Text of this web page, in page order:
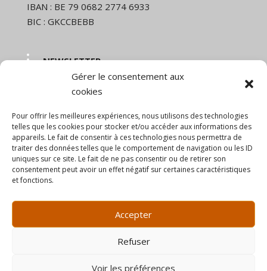
Gérer le consentement aux
cookies
Pour offrir les meilleures expériences, nous utilisons des technologies
telles que les cookies pour stocker et/ou accéder aux informations des
appareils. Le fait de consentir à ces technologies nous permettra de
traiter des données telles que le comportement de navigation ou les ID
uniques sur ce site. Le fait de ne pas consentir ou de retirer son
consentement peut avoir un effet négatif sur certaines caractéristiques
et fonctions.
Accepter
Refuser
Voir les préférences
IBAN : BE 79 0682 2774 6933
BIC : GKCCBEBB
NEWSLETTER
Nom et prénom
Email
En continuant, vous acceptez la politique de
confidentialité